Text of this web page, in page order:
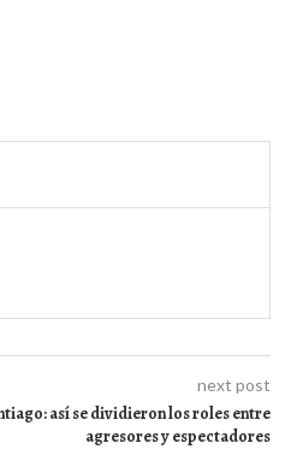
next post
así se dividieron los roles entre
agresores y espectadores